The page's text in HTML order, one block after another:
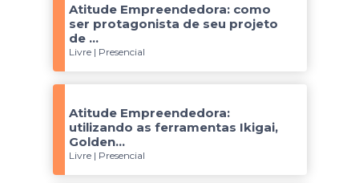
Atitude Empreendedora: como
ser protagonista de seu projeto
de ...
Livre | Presencial
Atitude Empreendedora:
utilizando as ferramentas Ikigai,
Golden...
Livre | Presencial